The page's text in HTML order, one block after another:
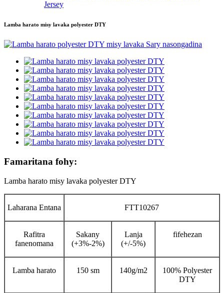
Jersey
Lamba harato misy lavaka polyester DTY
Famaritana fohy:
Lamba harato misy lavaka polyester DTY
Laharana Entana FTT10267
Rafitra
fanenomana
Sakany
(+3%-2%)
Lanja
(+/-5%)
fifehezan
Lamba harato 150 sm 140g/m2
100% Polyester
DTY